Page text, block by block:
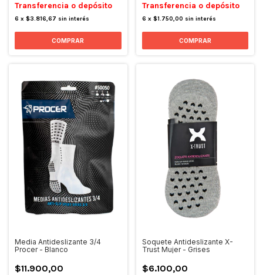
Transferencia o depósito
6 x $3.816,67 sin interés
COMPRAR
Transferencia o depósito
6 x $1.750,00 sin interés
COMPRAR
Media Antideslizante 3/4
Procer - Blanco
$11.900,00
Soquete Antideslizante X-
Trust Mujer - Grises
$6.100,00